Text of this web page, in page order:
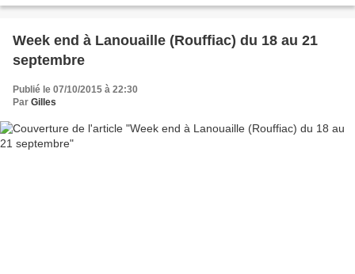
Week end à Lanouaille (Rouffiac) du 18 au 21
septembre
Publié le 07/10/2015 à 22:30
Par Gilles